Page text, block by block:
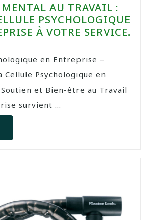
AU TRAVAIL :
PSYCHOLOGIQUE
À VOTRE SERVICE.
en Entreprise –
Cellule Psychologique en
et Bien-être au Travail
survient ...